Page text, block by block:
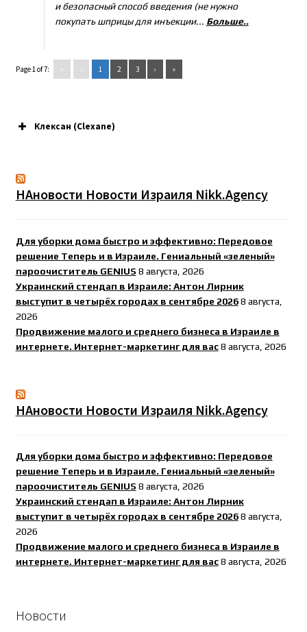
и безопасный способ введения (не нужно
покупать шприцы для инъекции... Больше..
Page 1 of 7: ‹ 1 2 3 › »
Клексан (Clexane)
НАновости Новости Израиля Nikk.Agency
Для уборки дома быстро и эффективно: Передовое
решение Теперь и в Израиле. Гениальный «зеленый»
пароочиститель GENIUS 8 августа, 2026
Украинский стендап в Израиле: Антон Лирник
выступит в четырёх городах в сентябре 2026 8 августа,
2026
Продвижение малого и среднего бизнеса в Израиле в
интернете. Интернет-маркетинг для вас 8 августа, 2026
НАновости Новости Израиля Nikk.Agency
Для уборки дома быстро и эффективно: Передовое
решение Теперь и в Израиле. Гениальный «зеленый»
пароочиститель GENIUS 8 августа, 2026
Украинский стендап в Израиле: Антон Лирник
выступит в четырёх городах в сентябре 2026 8 августа,
2026
Продвижение малого и среднего бизнеса в Израиле в
интернете. Интернет-маркетинг для вас 8 августа, 2026
Новости